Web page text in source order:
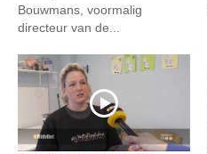
Bouwmans, voormalig
directeur van de...